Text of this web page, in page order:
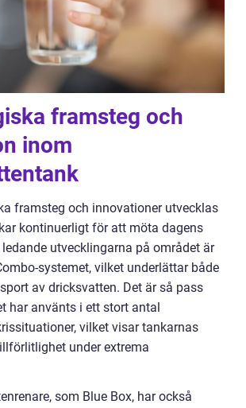
framsteg och
inom
framsteg och innovationer utvecklas
kontinuerligt för att möta dagens
ledande utvecklingarna på området är
systemet, vilket underlättar både
av dricksvatten. Det är så pass
har använts i ett stort antal
vilket visar tankarnas
under extrema
som Blue Box, har också